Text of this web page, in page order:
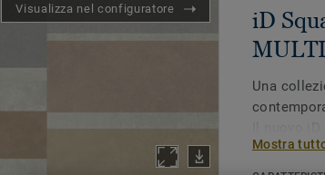
Visualizza nel configuratore
iD
Una
dinamica
Realizzata
Mostra